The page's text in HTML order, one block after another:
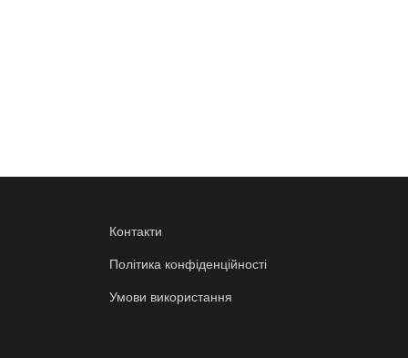
Контакти
Політика конфіденційності
Умови використання